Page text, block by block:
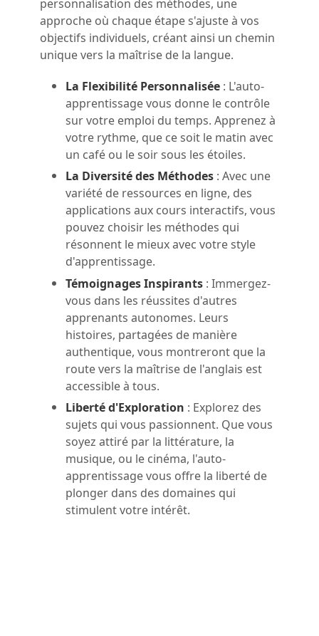
personnalisation des méthodes, une
approche où chaque étape s'ajuste à vos
objectifs individuels, créant ainsi un chemin
unique vers la maîtrise de la langue.
La Flexibilité Personnalisée : L'auto-
apprentissage vous donne le contrôle
sur votre emploi du temps. Apprenez à
votre rythme, que ce soit le matin avec
un café ou le soir sous les étoiles.
La Diversité des Méthodes : Avec une
variété de ressources en ligne, des
applications aux cours interactifs, vous
pouvez choisir les méthodes qui
résonnent le mieux avec votre style
d'apprentissage.
Témoignages Inspirants : Immergez-
vous dans les réussites d'autres
apprenants autonomes. Leurs
histoires, partagées de manière
authentique, vous montreront que la
route vers la maîtrise de l'anglais est
accessible à tous.
Liberté d'Exploration : Explorez des
sujets qui vous passionnent. Que vous
soyez attiré par la littérature, la
musique, ou le cinéma, l'auto-
apprentissage vous offre la liberté de
plonger dans des domaines qui
stimulent votre intérêt.